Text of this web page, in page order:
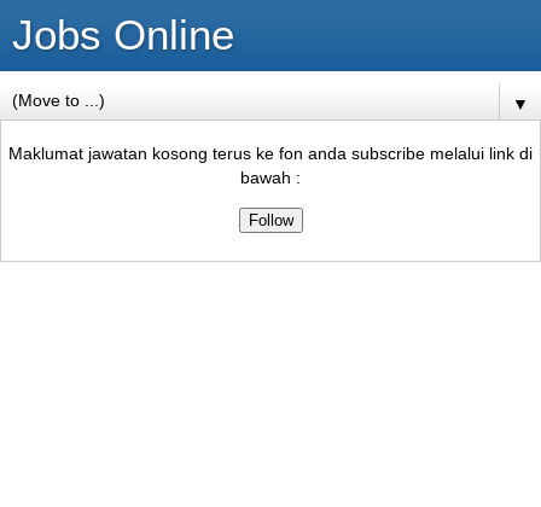
Jobs Online
▼
Maklumat jawatan kosong terus ke fon anda subscribe melalui link di
bawah :